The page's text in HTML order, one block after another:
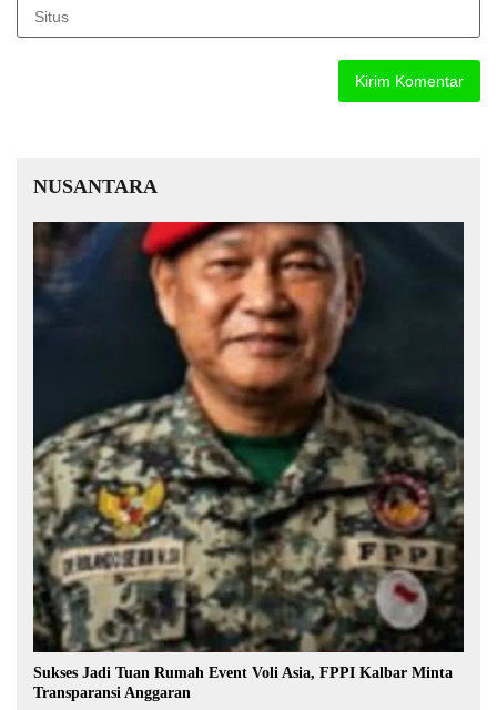
NUSANTARA
Sukses Jadi Tuan Rumah Event Voli Asia, FPPI Kalbar Minta
Transparansi Anggaran